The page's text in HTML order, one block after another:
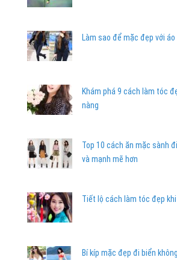
Làm sao để mặc đẹp với áo
Khám phá 9 cách làm tóc
nàng
Top 10 cách ăn mặc sành
và mạnh mẽ hơn
Tiết lộ cách làm tóc đẹp
Bí kíp mặc đẹp đi biển